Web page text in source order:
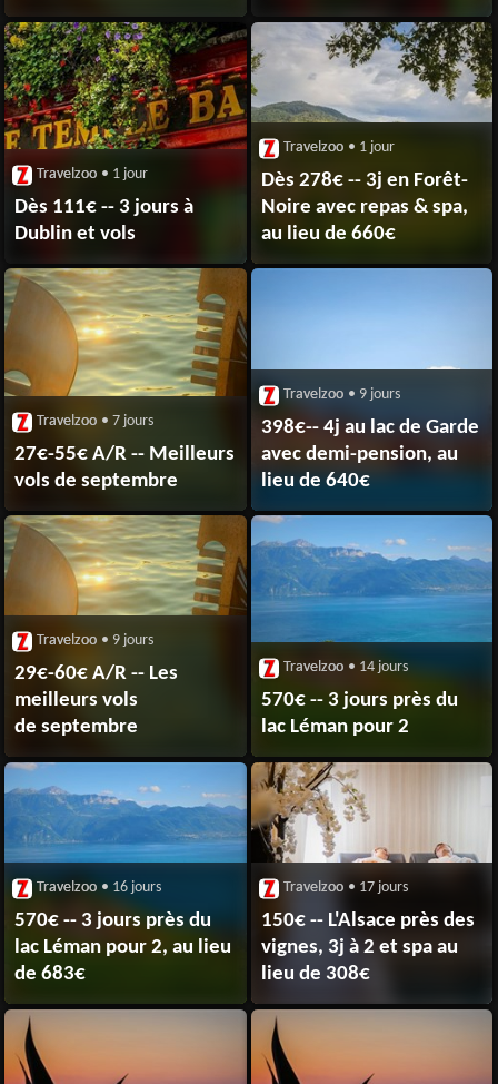
Travelzoo • 1 jour
Dès 111€ -- 3 jours à
Dublin et vols
Travelzoo • 1 jour
Dès 278€ -- 3j en Forêt-
Noire avec repas & spa,
au lieu de 660€
Travelzoo • 7 jours
27€-55€ A/R -- Meilleurs
vols de septembre
Travelzoo • 9 jours
398€-- 4j au lac de Garde
avec demi-pension, au
lieu de 640€
Travelzoo • 9 jours
29€-60€ A/R -- Les
meilleurs vols
de septembre
Travelzoo • 14 jours
570€ -- 3 jours près du
lac Léman pour 2
Travelzoo • 16 jours
570€ -- 3 jours près du
lac Léman pour 2, au lieu
de 683€
Travelzoo • 17 jours
150€ -- L'Alsace près des
vignes, 3j à 2 et spa au
lieu de 308€